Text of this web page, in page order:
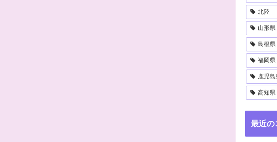
北陸
山形県
島根県
福岡県
鹿児島
高知県
最近の